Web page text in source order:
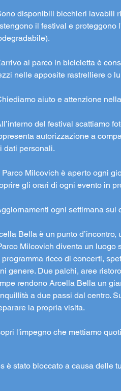
disponibili bicchieri lavabili
il festival e proteggono
al parco in bicicletta è
nelle apposite rastrelliere o
aiuto e attenzione
del festival scattiamo
autorizzazione a
dati personali.
Parco Milcovich è aperto ogni
gli orari di ogni evento in
ogni settimana
Bella è un punto
Milcovich diventa un luogo
programma ricco di concerti,
genere. Due palchi, aree
rendono Arcella Bella un
a due passi dal centro.
la propria visita.
l'impegno che mettiamo
è stato bloccato a causa delle